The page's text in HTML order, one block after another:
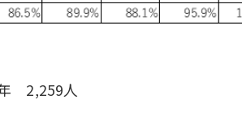
2,259人